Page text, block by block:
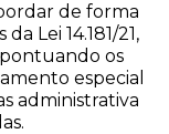
de forma
Lei 14.181/21,
pontuando os
especial
administrativa